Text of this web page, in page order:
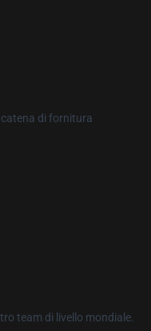
catena di fornitura
team di livello mondiale.